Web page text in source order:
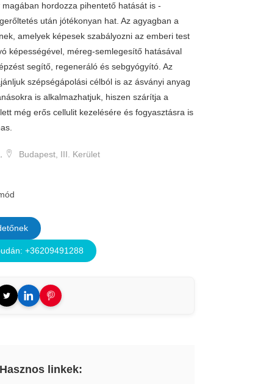
hordozza pihentető hatását is -
után jótékonyan hat. Az agyagban a
amelyek képesek szabályozni az emberi test
képességével, méreg-semlegesítő hatásával
segítő, regeneráló és sebgyógyító. Az
szépségápolási célból is az ásványi anyag
is alkalmazhatjuk, hiszen szárítja a
még erős cellulit kezelésére és fogyasztásra is
Budapest, III. Kerület
+36209491288
Hasznos linkek: